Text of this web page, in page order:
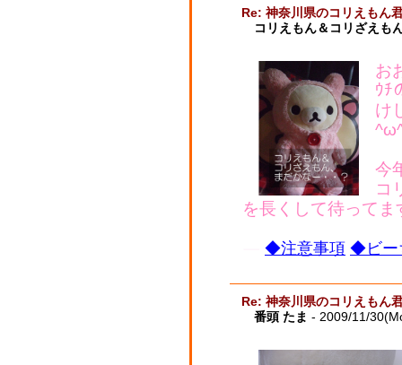
Re: 神奈川県のコリえもん
コリえもん＆コリざえも
お
ｳﾁ
け
今
コ
を長くして待ってま
◆注意事項 ◆ビー
Re: 神奈川県のコリえもん
番頭 たま - 2009/11/